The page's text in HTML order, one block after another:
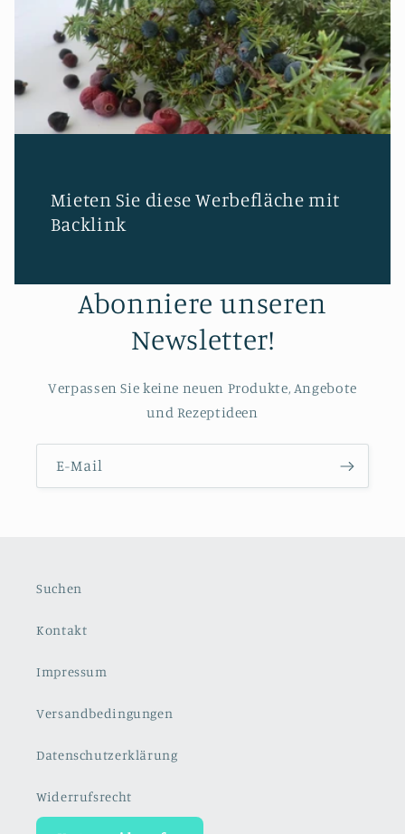
Mieten Sie diese Werbefläche mit
Backlink
Abonniere unseren
Newsletter!
Verpassen Sie keine neuen Produkte, Angebote
und Rezeptideen
E-Mail
Suchen
Kontakt
Impressum
Versandbedingungen
Datenschutzerklärung
Widerrufsrecht